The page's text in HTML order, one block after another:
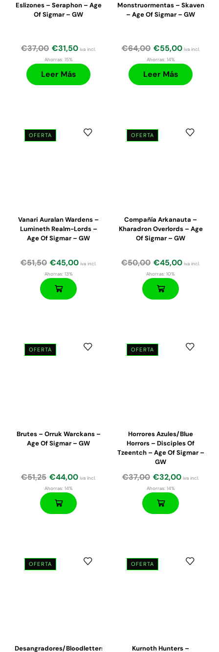
Eslizones – Seraphon – Age
Of Sigmar – GW
€37,00 €31,50 iva incl.
Ahorras:15%
Leer Más
Monstruormentas – Skaven
– Age Of Sigmar – GW
€64,00 €55,00 iva incl.
Ahorras:14%
Leer Más
OFERTA
Vanari Auralan Wardens –
Lumineth Realm-Lords –
Age Of Sigmar – GW
€51,50 €45,00 iva incl.
Ahorras:13%
OFERTA
Compañía Arkanauta –
Kharadron Overlords – Age
Of Sigmar – GW
€50,00 €45,00 iva incl.
Ahorras: 10%
OFERTA
Brutes – Orruk Warckans –
Age Of Sigmar – GW
€51,25 €44,00 iva incl.
Ahorras:14%
OFERTA
Horrores Azules/Blue
Horrors – Disciples Of
Tzeentch – Age Of Sigmar –
GW
€37,00 €32,00 iva incl.
Ahorras:14%
OFERTA
Desangradores/Bloodletters
OFERTA
Kurnoth Hunters –